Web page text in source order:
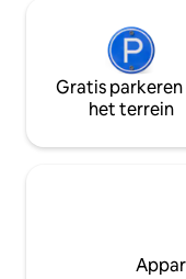
Gratis
het terrein